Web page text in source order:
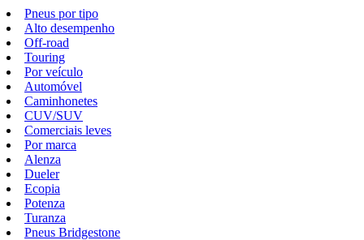
Pneus por tipo
Alto desempenho
Off-road
Touring
Por veículo
Automóvel
Caminhonetes
CUV/SUV
Comerciais leves
Por marca
Alenza
Dueler
Ecopia
Potenza
Turanza
Pneus Bridgestone